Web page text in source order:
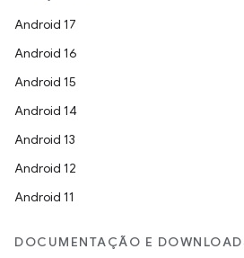
Android 17
Android 16
Android 15
Android 14
Android 13
Android 12
Android 11
DOCUMENTAÇÃO E